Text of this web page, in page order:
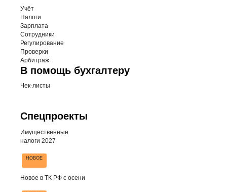
Учёт
Налоги
Зарплата
Сотрудники
Регулирование
Проверки
Арбитраж
В помощь бухгалтеру
Чек-листы
Спецпроекты
Имущественные
налоги 2027
НОВОЕ
Новое в ТК РФ с осени